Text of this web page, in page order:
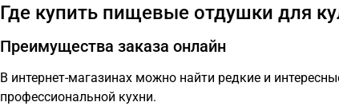
Где купить пищевые отдушки для
Преимущества заказа онлайн
В интернет-магазинах можно найти редкие и
профессиональной кухни.